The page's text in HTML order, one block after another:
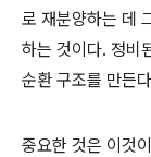
로 재분양하는 데
하는 것이다. 정비
순환 구조를 만든
중요한 것은 이것